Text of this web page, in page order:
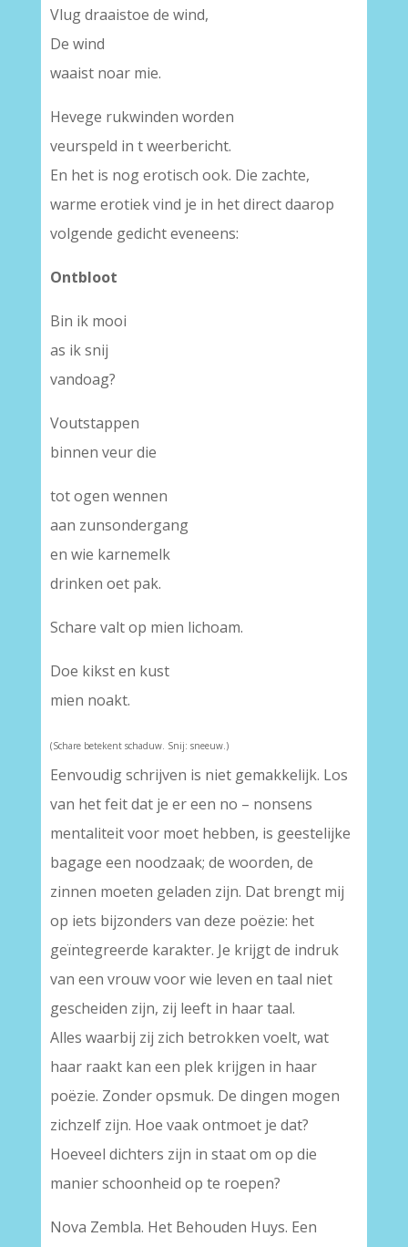
Vlug draaistoe de wind,
De wind
waaist noar mie.
Hevege rukwinden worden
veurspeld in t weerbericht.
En het is nog erotisch ook. Die zachte,
warme erotiek vind je in het direct daarop
volgende gedicht eveneens:
Ontbloot
Bin ik mooi
as ik snij
vandoag?
Voutstappen
binnen veur die
tot ogen wennen
aan zunsondergang
en wie karnemelk
drinken oet pak.
Schare valt op mien lichoam.
Doe kikst en kust
mien noakt.
(Schare betekent schaduw. Snij: sneeuw.)
Eenvoudig schrijven is niet gemakkelijk. Los
van het feit dat je er een no – nonsens
mentaliteit voor moet hebben, is geestelijke
bagage een noodzaak; de woorden, de
zinnen moeten geladen zijn. Dat brengt mij
op iets bijzonders van deze poëzie: het
geïntegreerde karakter. Je krijgt de indruk
van een vrouw voor wie leven en taal niet
gescheiden zijn, zij leeft in haar taal.
Alles waarbij zij zich betrokken voelt, wat
haar raakt kan een plek krijgen in haar
poëzie. Zonder opsmuk. De dingen mogen
zichzelf zijn. Hoe vaak ontmoet je dat?
Hoeveel dichters zijn in staat om op die
manier schoonheid op te roepen?
Nova Zembla. Het Behouden Huys. Een